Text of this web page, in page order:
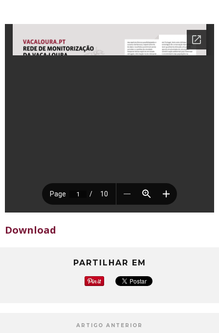
Download
PARTILHAR EM
ARTIGO ANTERIOR